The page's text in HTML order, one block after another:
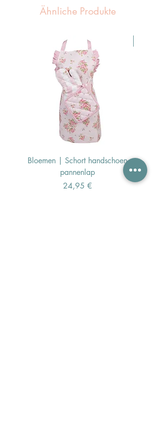
Ähnliche Produkte
Bloemen | Schort handschoen
pannenlap
Preis
24,95 €